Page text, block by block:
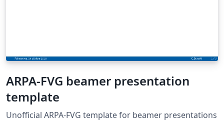
ARPA-FVG beamer presentation
template
Unofficial ARPA-FVG template for beamer presentations